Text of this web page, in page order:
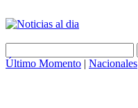
Último Momento | Nacionales